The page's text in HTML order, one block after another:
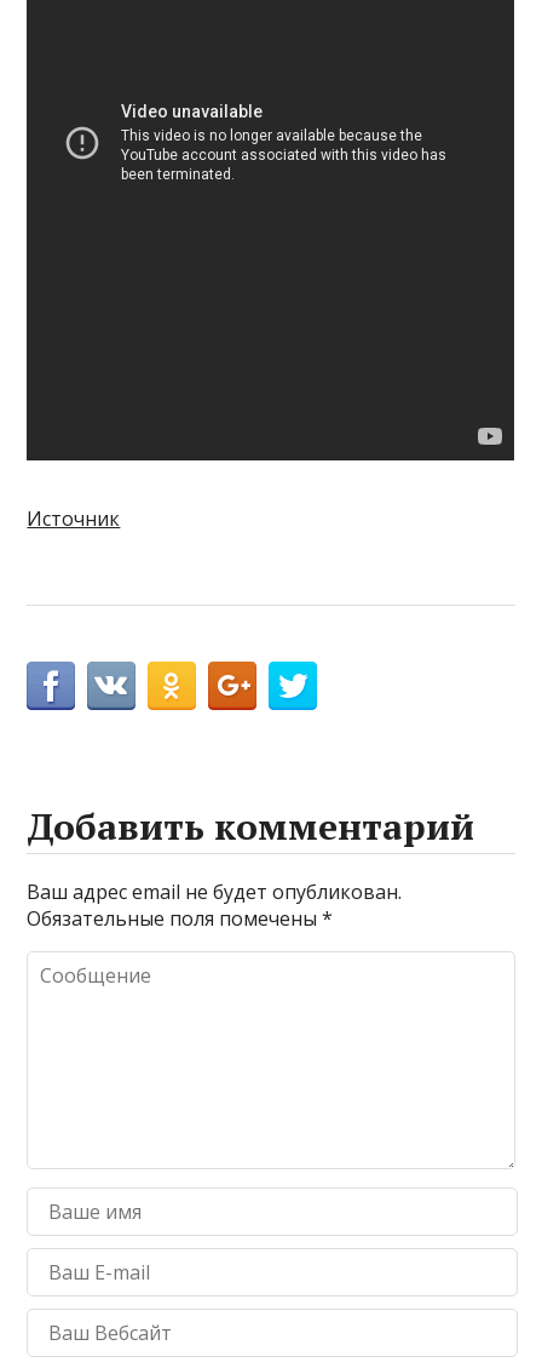
Источник
Добавить комментарий
Ваш адрес email не будет опубликован.
Обязательные поля помечены*